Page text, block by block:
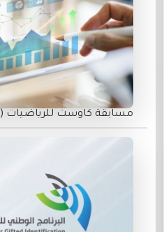
مسابقة كاوست للرياضيات (KMC)